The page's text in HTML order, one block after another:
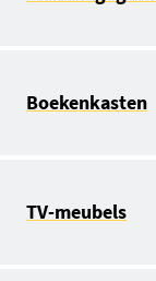
Boekenkasten
TV-meubels